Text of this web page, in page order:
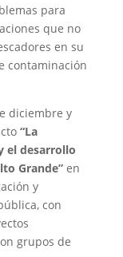
para
que no
en su
contaminación
diciembre y
“La
el desarrollo
Grande”en
y
con
grupos de